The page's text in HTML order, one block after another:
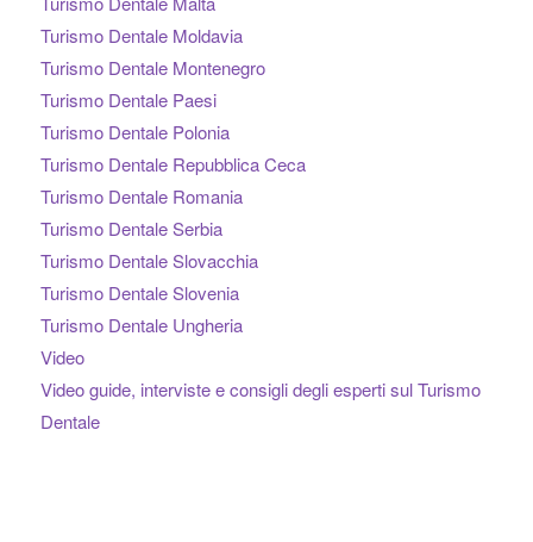
Turismo Dentale Moldavia
Turismo Dentale Montenegro
Turismo Dentale Paesi
Turismo Dentale Polonia
Turismo Dentale Repubblica Ceca
Turismo Dentale Romania
Turismo Dentale Serbia
Turismo Dentale Slovacchia
Turismo Dentale Slovenia
Turismo Dentale Ungheria
Video
Video guide, interviste e consigli degli esperti sul Turismo
Dentale